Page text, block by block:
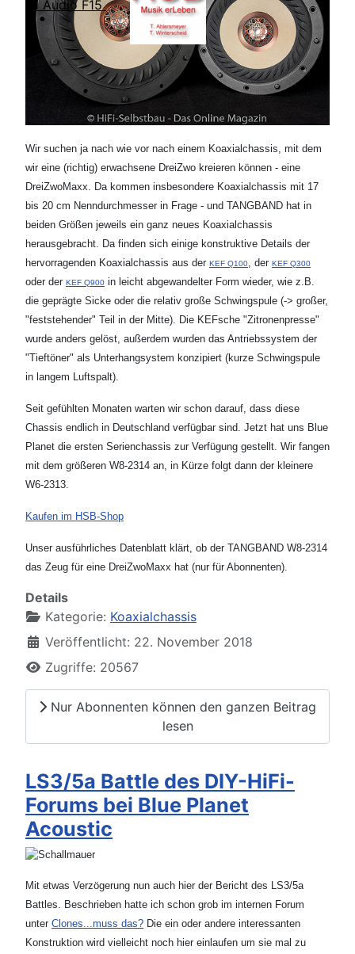
Lii Audio F15
Wir suchen ja nach wie vor nach einem Koaxialchassis, mit dem
wir eine (richtig) erwachsene DreiZwo kreieren können - eine
DreiZwoMaxx. Da kommen insbesondere Koaxialchassis mit 17
bis 20 cm Nenndurchmesser in Frage - und TANGBAND hat in
beiden Größen jeweils ein ganz neues Koaxialchassis
herausgebracht. Da finden sich einige konstruktive Details der
hervorragenden Koaxialchassis aus der KEF Q100 , der KEF Q300
oder der KEF Q900 in leicht abgewandelter Form wieder, wie z.B.
die geprägte Sicke oder die relativ große Schwingspule (-> großer,
"feststehender" Teil in der Mitte). Die KEFsche "Zitronenpresse"
wurde anders gelöst, außerdem wurden das Antriebssystem der
"Tieftöner" als Unterhangsystem konzipiert (kurze Schwingspule
in langem Luftspalt).
Seit gefühlten Monaten warten wir schon darauf, dass diese
Chassis endlich in Deutschland verfügbar sind. Jetzt hat uns Blue
Planet die ersten Serienchassis zur Verfügung gestellt. Wir fangen
mit dem größeren W8-2314 an, in Kürze folgt dann der kleinere
W6-2313.
Kaufen im HSB-Shop
Unser ausführliches Datenblatt klärt, ob der TANGBAND W8-2314
das Zeug für eine DreiZwoMaxx hat (nur für Abonnenten).
Details
Kategorie: Koaxialchassis
Veröffentlicht: 22. November 2018
Zugriffe: 20567
Nur Abonnenten können den ganzen Beitrag
lesen
LS3/5a Battle des DIY-HiFi-
Forums bei Blue Planet
Acoustic
Mit etwas Verzögerung nun auch hier der Bericht des LS3/5a
Battles. Beschrieben hatte ich schon grob im internen Forum
unter Clones...muss das? Die ein oder andere interessanten
Konstruktion wird vielleicht noch hier einlaufen um sie mal zu